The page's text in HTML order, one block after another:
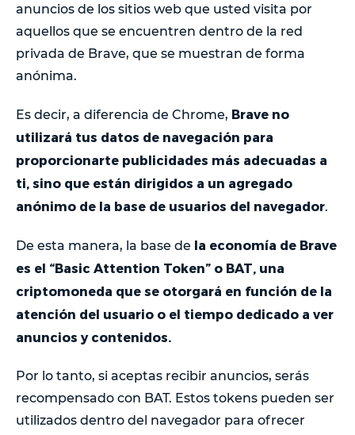
anuncios de los sitios web que usted visita por
aquellos que se encuentren dentro de la red
privada de Brave, que se muestran de forma
anónima.
Es decir, a diferencia de Chrome, Brave no
utilizará tus datos de navegación para
proporcionarte publicidades más adecuadas a
ti, sino que están dirigidos a un agregado
anónimo de la base de usuarios del navegador.
De esta manera, la base de la economía de Brave
es el “Basic Attention Token” o BAT, una
criptomoneda que se otorgará en función de la
atención del usuario o el tiempo dedicado a ver
anuncios y contenidos.
Por lo tanto, si aceptas recibir anuncios, serás
recompensado con BAT. Estos tokens pueden ser
utilizados dentro del navegador para ofrecer